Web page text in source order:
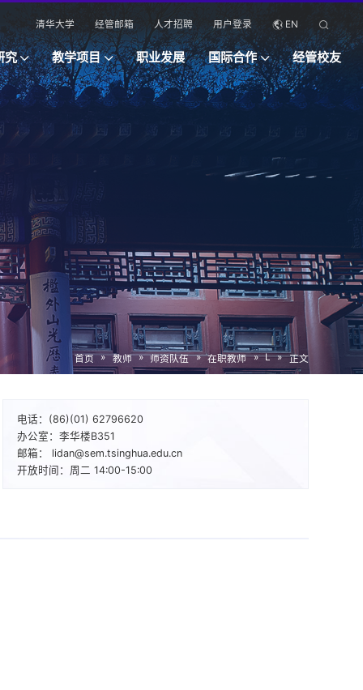
清华大学 经管邮箱 人才招聘 用户登录 EN
究 教学项目 职业发展 国际合作 经管校友
首页 » 教师 » 师资队伍 » 在职教师 » L » 正文
电话：(86)(01) 62796620
办公室：李华楼B351
邮箱： lidan@sem.tsinghua.edu.cn
开放时间：周二 14:00-15:00